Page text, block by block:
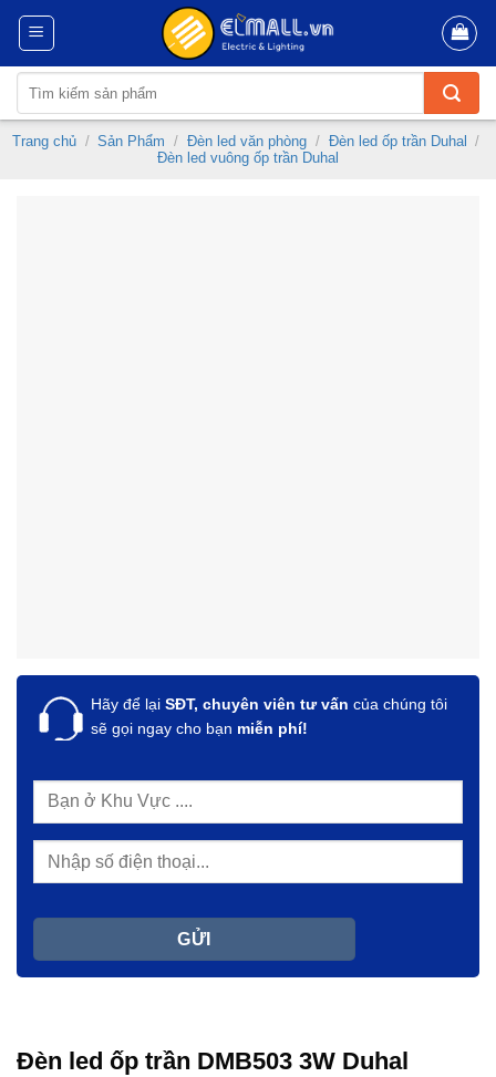
Skip
content
kiếm:
Trang chủ / Sản Phẩm / Đèn led văn phòng / Đèn led ốp trần Duhal
/
Đèn led vuông ốp trần Duhal
Hãy để lại SĐT, chuyên viên tư vấn của chúng tôi
sẽ gọi ngay cho bạn miễn phí!
Đèn led ốp trần DMB503 3W Duhal